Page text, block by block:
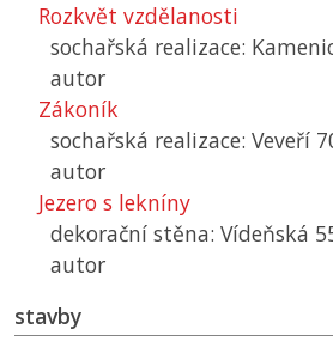
Rozkvět vzdělanosti
sochařská realizace:
autor
Zákoník
sochařská realizace: Veveří
autor
Jezero s lekníny
dekorační stěna: Vídeňská
autor
stavby